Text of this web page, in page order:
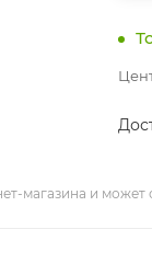
магазина и может